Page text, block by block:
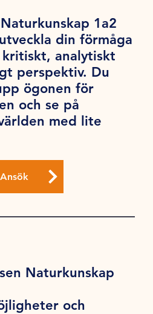
1a2
din förmåga
analytiskt
perspektiv. Du
ögonen för
och se på
med lite
Ansök
Naturkunskap
och